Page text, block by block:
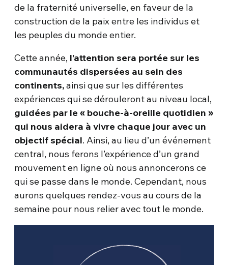
de la fraternité universelle, en faveur de la
construction de la paix entre les individus et
les peuples du monde entier.
Cette année, l’attention sera portée sur les
communautés dispersées au sein des
continents,ainsi que sur les différentes
expériences qui se dérouleront au niveau local,
guidées par le « bouche-à-oreille quotidien »
qui nous aidera à vivre chaque jour avec un
objectif spécial. Ainsi, au lieu d’un événement
central, nous ferons l’expérience d’un grand
mouvement en ligne où nous annoncerons ce
qui se passe dans le monde. Cependant, nous
aurons quelques rendez-vous au cours de la
semaine pour nous relier avec tout le monde.